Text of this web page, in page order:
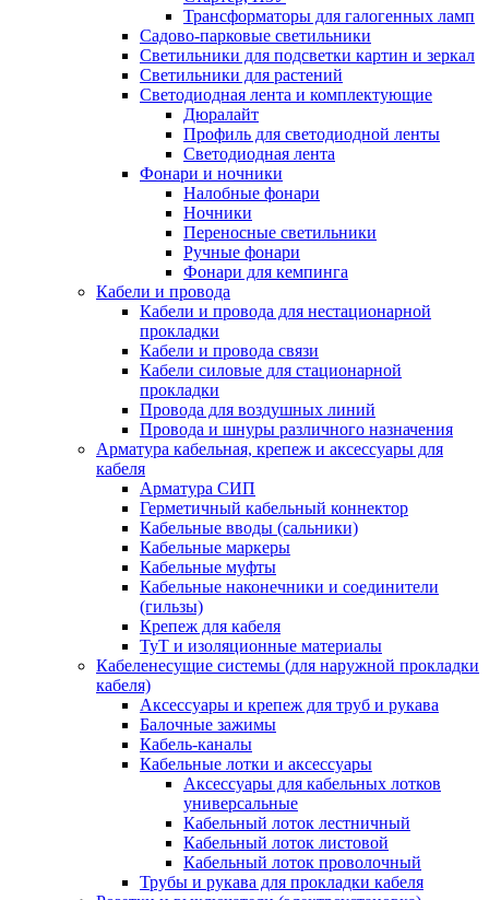
Трансформаторы для галогенных ламп
Садово-парковые светильники
Светильники для подсветки картин и зеркал
Светильники для растений
Светодиодная лента и комплектующие
Дюралайт
Профиль для светодиодной ленты
Светодиодная лента
Фонари и ночники
Налобные фонари
Ночники
Переносные светильники
Ручные фонари
Фонари для кемпинга
Кабели и провода
Кабели и провода для нестационарной
прокладки
Кабели и провода связи
Кабели силовые для стационарной
прокладки
Провода для воздушных линий
Провода и шнуры различного назначения
Арматура кабельная, крепеж и аксессуары для
кабеля
Арматура СИП
Герметичный кабельный коннектор
Кабельные вводы (сальники)
Кабельные маркеры
Кабельные муфты
Кабельные наконечники и соединители
(гильзы)
Крепеж для кабеля
ТуТ и изоляционные материалы
Кабеленесущие системы (для наружной прокладки
кабеля)
Аксессуары и крепеж для труб и рукава
Балочные зажимы
Кабель-каналы
Кабельные лотки и аксессуары
Аксессуары для кабельных лотков
универсальные
Кабельный лоток лестничный
Кабельный лоток листовой
Кабельный лоток проволочный
Трубы и рукава для прокладки кабеля